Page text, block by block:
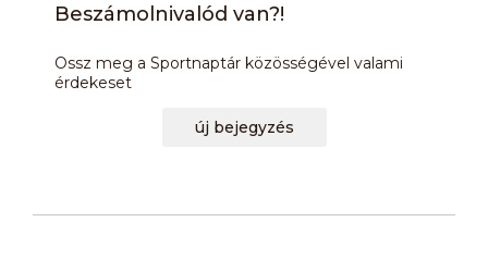
Beszámolnivalód van?!
Ossz meg a Sportnaptár közösségével valami
érdekeset
új bejegyzés